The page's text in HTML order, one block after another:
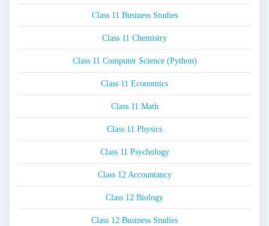
Class 11 Business Studies
Class 11 Chemistry
Class 11 Computer Science (Python)
Class 11 Economics
Class 11 Math
Class 11 Physics
Class 11 Psychology
Class 12 Accountancy
Class 12 Biology
Class 12 Business Studies